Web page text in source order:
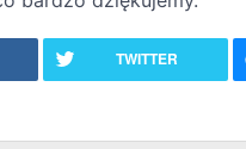
TWITTER